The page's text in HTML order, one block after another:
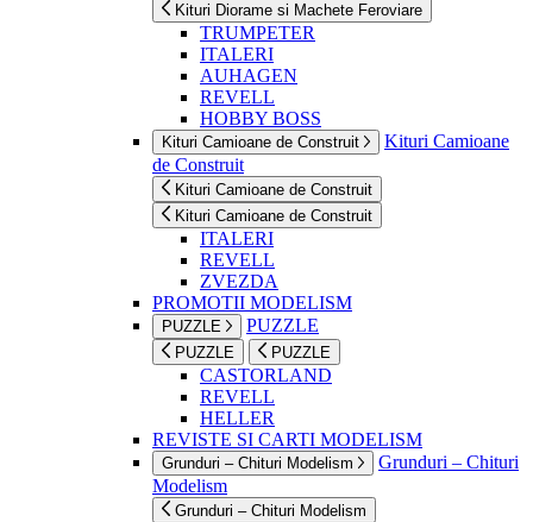
Kituri Diorame si Machete Feroviare
TRUMPETER
ITALERI
AUHAGEN
REVELL
HOBBY BOSS
Kituri Camioane de Construit
Kituri Camioane
de Construit
Kituri Camioane de Construit
Kituri Camioane de Construit
ITALERI
REVELL
ZVEZDA
PROMOTII MODELISM
PUZZLE PUZZLE
PUZZLE PUZZLE
CASTORLAND
REVELL
HELLER
REVISTE SI CARTI MODELISM
Grunduri – Chituri Modelism
Grunduri – Chituri
Modelism
Grunduri – Chituri Modelism